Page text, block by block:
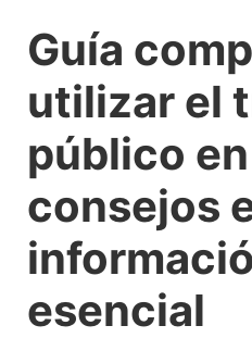
Guía
utilizar el
público
consejos
esencial